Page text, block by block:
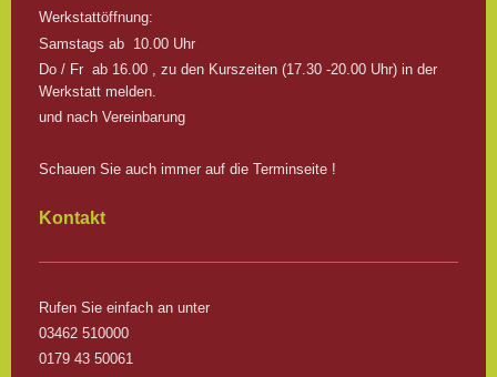
Werkstattöffnung:
Samstags ab 10.00 Uhr
Do / Fr ab 16.00 , zu den Kurszeiten (17.30 -20.00 Uhr) in der
Werkstatt melden.
und nach Vereinbarung
Schauen Sie auch immer auf die Terminseite !
Kontakt
Rufen Sie einfach an unter
03462 510000
0179 43 50061